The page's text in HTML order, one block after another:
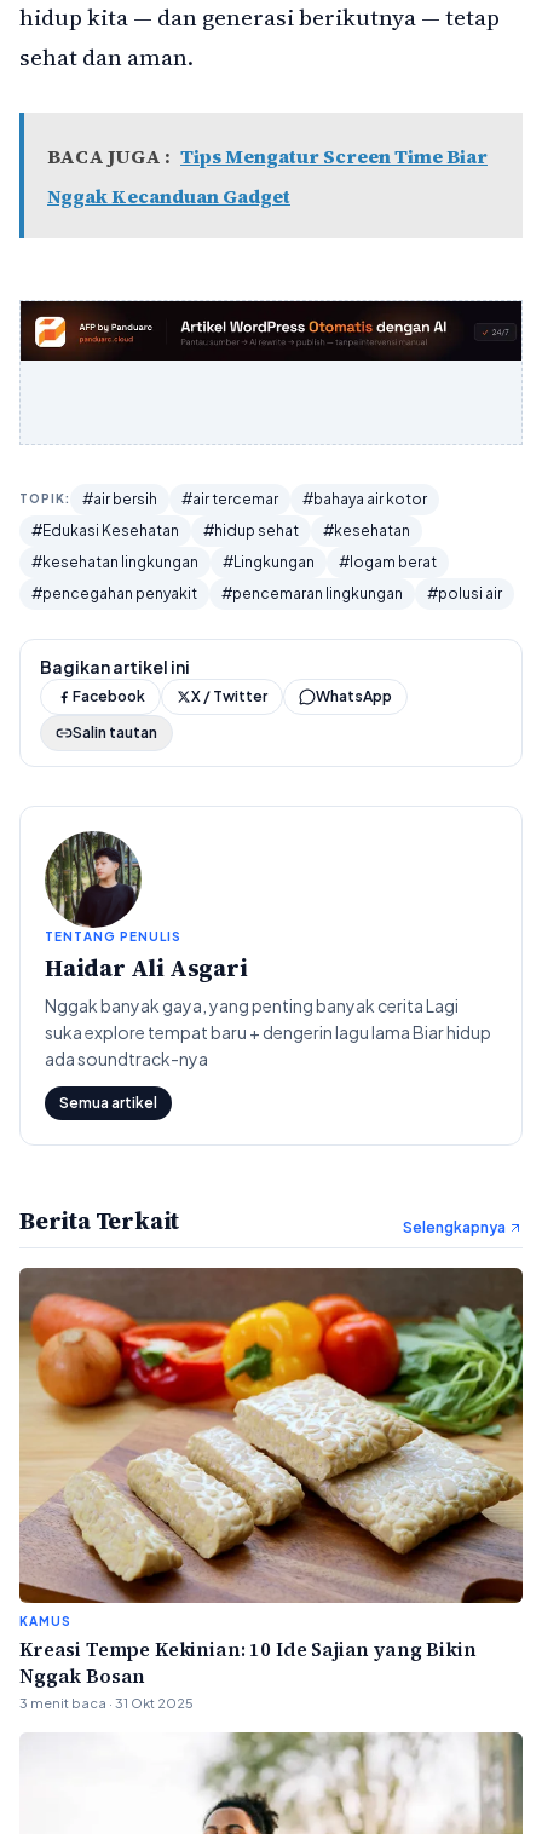
hidup kita — dan generasi berikutnya — tetap
sehat dan aman.
BACA JUGA : Tips Mengatur Screen Time Biar
Nggak Kecanduan Gadget
TOPIK: #air bersih #air tercemar
#bahaya air kotor
#Edukasi Kesehatan
#hidup sehat
#kesehatan
#kesehatan lingkungan
#Lingkungan
#logam berat
#pencegahan penyakit
#pencemaran lingkungan #polusi air
Bagikan artikel ini
Facebook X / Twitter
WhatsApp
Salin tautan
TENTANG PENULIS
Haidar Ali Asgari
Nggak banyak gaya, yang penting banyak cerita Lagi
suka explore tempat baru + dengerin lagu lama Biar hidup
ada soundtrack-nya
Semua artikel
Berita Terkait Selengkapnya
KAMUS
Kreasi Tempe Kekinian: 10 Ide Sajian yang Bikin
Nggak Bosan
3 menit baca · 31 Okt 2025